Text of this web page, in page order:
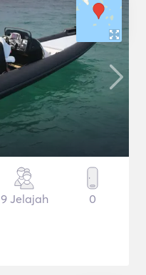
9 Jelajah 0